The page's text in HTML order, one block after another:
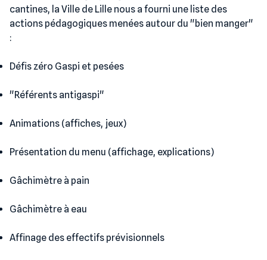
cantines, la Ville de Lille nous a fourni une liste des
actions pédagogiques menées autour du "bien manger"
:
Défis zéro Gaspi et pesées
"Référents antigaspi"
Animations (affiches, jeux)
Présentation du menu (affichage, explications)
Gâchimètre à pain
Gâchimètre à eau
Affinage des effectifs prévisionnels